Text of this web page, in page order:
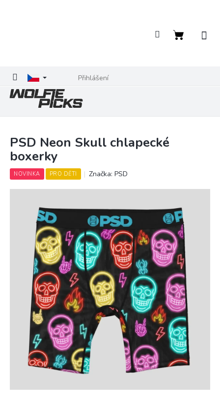
Přihlášení
Nákupní
PSD Neon Skull chlapecké
boxerky
NOVINKA PRO DĚTI Značka:PSD